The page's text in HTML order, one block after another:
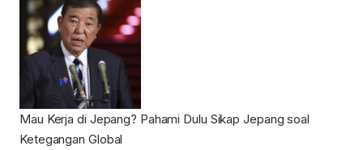
Mau Kerja di Jepang? Pahami Dulu Sikap Jepang soal
Ketegangan Global